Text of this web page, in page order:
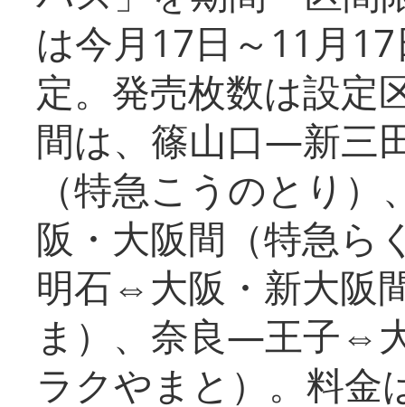
は今月17日～11月
定。発売枚数は設定
間は、篠山口―新三
（特急こうのとり
阪・大阪間（特急
明石⇔大阪・新大阪
ま）、奈良―王子⇔
ラクやまと）。料金